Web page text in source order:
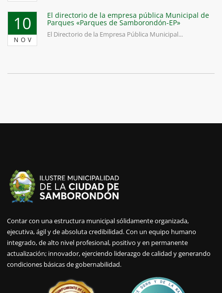
10
NOV
El directorio de la empresa pública Municipal de
Parques «Parques de Samborondón-EP»
El Directorio de la Empresa Pública Municipal...
Contar con una estructura municipal sólidamente organizada,
ejecutiva, ágil y de absoluta credibilidad. Con un equipo humano
integrado, de alto nivel profesional, positivo y en permanente
actualización; innovador, ejerciendo liderazgo de calidad y generando
condiciones básicas de gobernabilidad.